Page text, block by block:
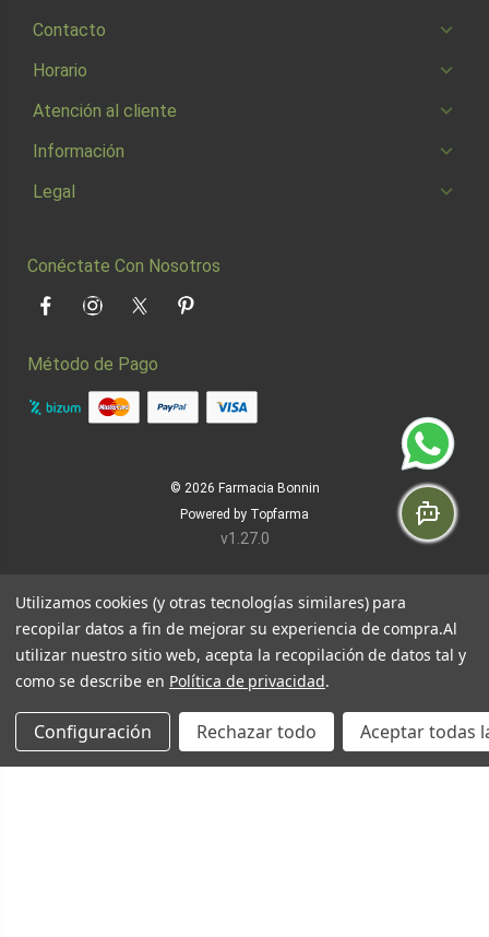
Contacto
Horario
Atención al cliente
Información
Legal
Conéctate Con Nosotros
FacebookInstagramTwitter Pinterest
Método de Pago
© 2026 Farmacia Bonnin
Powered by Topfarma
v1.27.0
Utilizamos cookies (y otras tecnologías similares) para
recopilar datos a fin de mejorar su experiencia de compra.Al
utilizar nuestro sitio web, acepta la recopilación de datos tal y
como se describe en Política de privacidad.
Configuración Rechazar todo Aceptar todas